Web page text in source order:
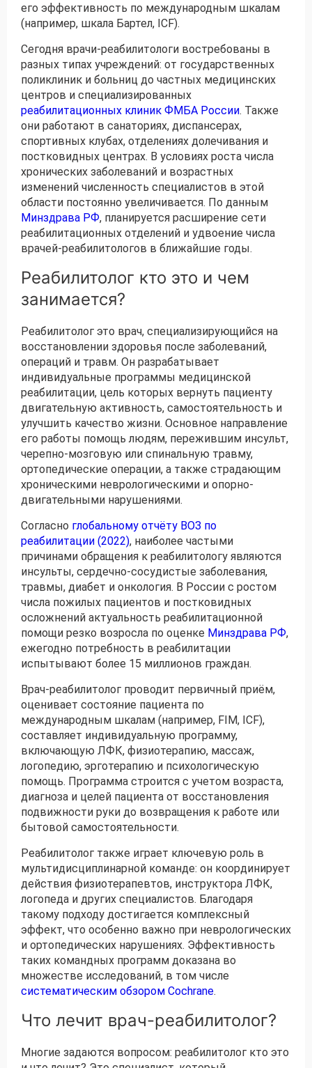
его эффективность по международным шкалам
(например, шкала Бартел, ICF).
Сегодня врачи-реабилитологи востребованы в
разных типах учреждений: от государственных
поликлиник и больниц до частных медицинских
центров и специализированных
реабилитационных клиник ФМБА России. Также
они работают в санаториях, диспансерах,
спортивных клубах, отделениях долечивания и
постковидных центрах. В условиях роста числа
хронических заболеваний и возрастных
изменений численность специалистов в этой
области постоянно увеличивается. По данным
Минздрава РФ, планируется расширение сети
реабилитационных отделений и удвоение числа
врачей-реабилитологов в ближайшие годы.
Реабилитолог кто это и чем
занимается?
Реабилитолог это врач, специализирующийся на
восстановлении здоровья после заболеваний,
операций и травм. Он разрабатывает
индивидуальные программы медицинской
реабилитации, цель которых вернуть пациенту
двигательную активность, самостоятельность и
улучшить качество жизни. Основное направление
его работы помощь людям, пережившим инсульт,
черепно-мозговую или спинальную травму,
ортопедические операции, а также страдающим
хроническими неврологическими и опорно-
двигательными нарушениями.
Согласно глобальному отчёту ВОЗ по
реабилитации (2022), наиболее частыми
причинами обращения к реабилитологу являются
инсульты, сердечно-сосудистые заболевания,
травмы, диабет и онкология. В России с ростом
числа пожилых пациентов и постковидных
осложнений актуальность реабилитационной
помощи резко возросла по оценке Минздрава РФ,
ежегодно потребность в реабилитации
испытывают более 15 миллионов граждан.
Врач-реабилитолог проводит первичный приём,
оценивает состояние пациента по
международным шкалам (например, FIM, ICF),
составляет индивидуальную программу,
включающую ЛФК, физиотерапию, массаж,
логопедию, эрготерапию и психологическую
помощь. Программа строится с учетом возраста,
диагноза и целей пациента от восстановления
подвижности руки до возвращения к работе или
бытовой самостоятельности.
Реабилитолог также играет ключевую роль в
мультидисциплинарной команде: он координирует
действия физиотерапевтов, инструктора ЛФК,
логопеда и других специалистов. Благодаря
такому подходу достигается комплексный
эффект, что особенно важно при неврологических
и ортопедических нарушениях. Эффективность
таких командных программ доказана во
множестве исследований, в том числе
систематическим обзором Cochrane.
Что лечит врач-реабилитолог?
Многие задаются вопросом: реабилитолог кто это